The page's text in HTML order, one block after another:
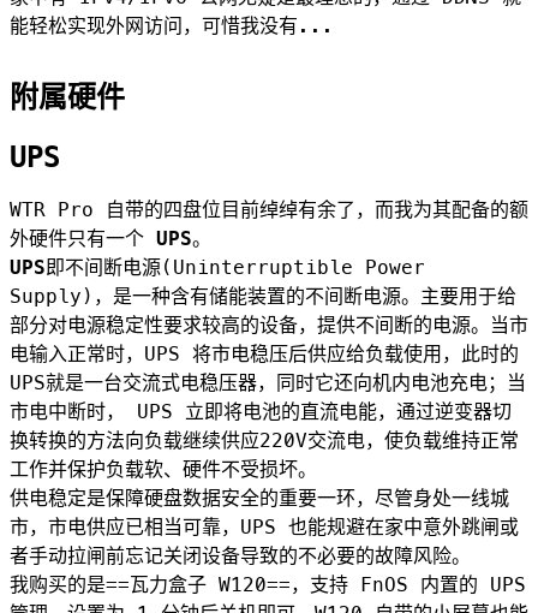
能轻松实现外网访问，可惜我没有...
附属硬件
UPS
WTR Pro 自带的四盘位目前绰绰有余了，而我为其配备的额
外硬件只有一个 UPS。
UPS即不间断电源(Uninterruptible Power
Supply)，是一种含有储能装置的不间断电源。主要用于给
部分对电源稳定性要求较高的设备，提供不间断的电源。当市
电输入正常时，UPS 将市电稳压后供应给负载使用，此时的
UPS就是一台交流式电稳压器，同时它还向机内电池充电；当
市电中断时， UPS 立即将电池的直流电能，通过逆变器切
换转换的方法向负载继续供应220V交流电，使负载维持正常
工作并保护负载软、硬件不受损坏。
供电稳定是保障硬盘数据安全的重要一环，尽管身处一线城
市，市电供应已相当可靠，UPS 也能规避在家中意外跳闸或
者手动拉闸前忘记关闭设备导致的不必要的故障风险。
我购买的是==瓦力盒子 W120==，支持 FnOS 内置的 UPS